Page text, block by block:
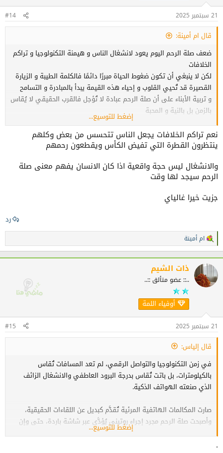
شكراً على الموضوع وبارك الله فيك21 سبتمبر 2025 #14
قال ام أمينة:
ضعف صلة الرحم اليوم يعود لانشغال الناس و هيمنة التكنولوجيا و تراكم
الخلافات
لكن لا ينبغي أن تكون ضغوط الحياة مبررًا دائمًا فالكلمة الطيبة و الزيارة
القصيرة قد تُحيي القلوب و إحياء هذه القيمة يبدأ بالمبادرة و التسامح
و تربية الأبناء على أن صلة الرحم عبادة لا تُؤجل فالقرب الحقيقي لا يُقاس
بالزمن بل بالنية و المحبة
مشكورة عزيزتي على الموضوعإضغط للتوسيع...
نعم تراكم الخلافات يجعل الناس تتحسس من بعض وكلهم
ينتظرون القطرة التي تفيض الكأس ويقطعون رحمهم
والانشغال ليس حجة واقعية اذا كان الانسان يفهم معنى صلة
الرحم سيجد لها وقت
جزيت خيرا غالياي
رد
ا
ل
ت
ف
ا
ع
ام أمينة
ذات الشيم
..:: عضو متألق ::..
أوفياء اللمة
21 سبتمبر 2025 #15
قال إلياس:
في زمن التكنولوجيا والتواصل الرقمي، لم تعد المسافات تُقاس
بالكيلومترات، بل باتت تُقاس بدرجة البرود العاطفي والانشغال الزائف
الذي صنعته الهواتف الذكية.
صارت المكالمات الهاتفية المرئية تُقدَّم كبديل عن اللقاءات الحقيقية،
وأصبحت صلة الرحم مجرد إجراء روتيني يُؤدَّى عبر شاشة باردة، حتى وإن
كانت المسافة لا تتعدى بضعة كيلومترات .
إضغط للتوسيع...
.